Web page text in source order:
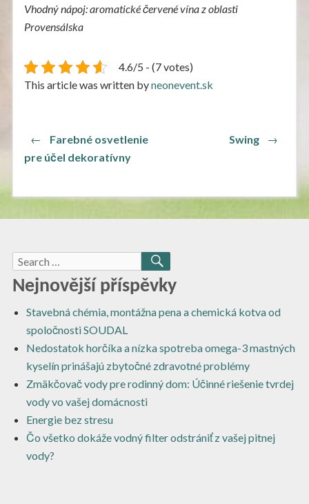
Vhodný nápoj: aromatické červené vína z oblasti
Provensálska
4.6/5 - (7 votes)
This article was written byneonevent.sk
pro
←
Previous
post:
Farebné osvetlenie
pre účel dekoratívny
SwingNext
→
Search
for:
SEARCH
Nejnovější příspěvky
Stavebná chémia, montážna pena a chemická kotva od
spoločnosti SOUDAL
Nedostatok horčíka a nízka spotreba omega-3 mastných
kyselín prinášajú zbytočné zdravotné problémy
Zmäkčovač vody pre rodinný dom: Účinné riešenie tvrdej
vody vo vašej domácnosti
Energie bez stresu
Čo všetko dokáže vodný filter odstrániť z vašej pitnej
vody?